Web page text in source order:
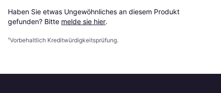
Haben Sie etwas Ungewöhnliches an diesem Produkt
gefunden? Bitte melde sie hier.
¹Vorbehaltlich Kreditwürdigkeitsprüfung.